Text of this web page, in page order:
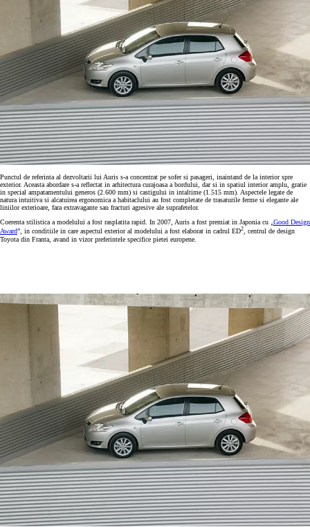
Punctul de referinta al dezvoltarii lui Auris s-a concentrat pe sofer si pasageri, inaintand de la interior spre
exterior. Aceasta abordare s-a reflectat in arhitectura curajoasa a bordului, dar si in spatiul interior amplu, gratie
in special ampatamentului generos (2.600 mm) si castigului in intaltime (1.515 mm). Aspectele legate de
natura intuitiva si alcatuirea ergonomica a habitaclului au fost completate de trasaturile ferme si elegante ale
liniilor exterioare, fara extravagante sau fracturi agresive ale suprafetelor.
Coerenta stilistica a modelului a fost rasplatita rapid. In 2007, Auris a fost premiat in Japonia cu „Good Design
Award”, in conditiile in care aspectul exterior al modelului a fost elaborat in cadrul ED2, centrul de design
Toyota din Franta, avand in vizor preferintele specifice pietei europene.